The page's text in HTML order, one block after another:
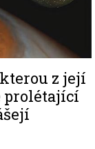
z její
prolétající